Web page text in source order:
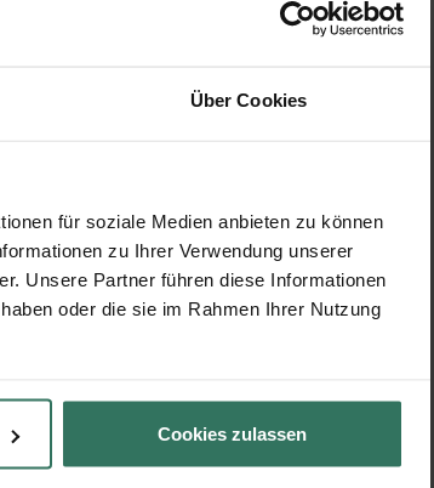
Über Cookies
für soziale Medien anbieten zu können
zu Ihrer Verwendung unserer
Unsere Partner führen diese Informationen
oder die sie im Rahmen Ihrer Nutzung
Cookies zulassen